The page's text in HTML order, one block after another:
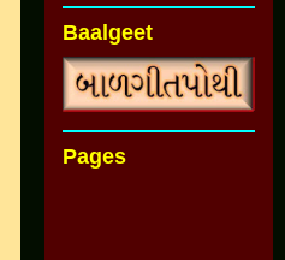
Baalgeet
Pages